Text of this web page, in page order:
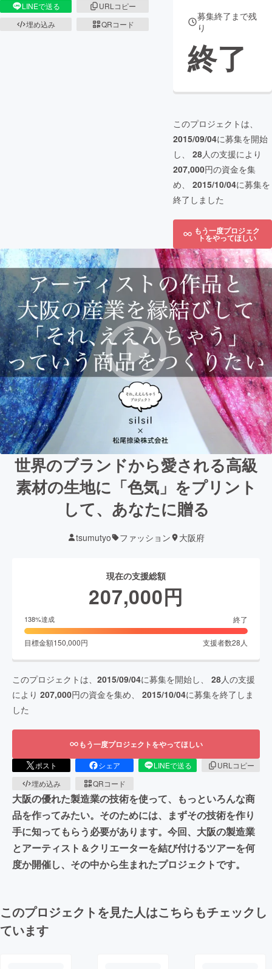
LINEで送る
URLコピー
埋め込み
QRコード
募集終了まで残
り
終了
このプロジェクトは、
2015/09/04に募集を開始
し、 28人の支援により
207,000円の資金を集
め、 2015/10/04に募集を
終了しました
もう一度プロジェク
トをやってほしい
世界のブランドから愛される高級
素材の生地に「色気」をプリント
して、あなたに贈る
tsumutyo ファッション 大阪府
現在の支援総額
207,000円
138%達成 終了
目標金額150,000円 支援者数28 人
このプロジェクトは、 2015/09/04に募集を開始し、 28人の支援
により 207,000円の資金を集め、 2015/10/04に募集を終了しま
した
もう一度プロジェクトをやってほしい
ポスト シェア LINEで送る
URLコピー
埋め込み
QRコード
大阪の優れた製造業の技術を使って、もっといろんな商
品を作ってみたい。そのためには、まずその技術を作り
手に知ってもらう必要があります。今回、大阪の製造業
とアーティスト＆クリエーターを結び付けるツアーを何
度か開催し、その中から生まれたプロジェクトです。
このプロジェクトを見た人はこちらもチェックし
ています